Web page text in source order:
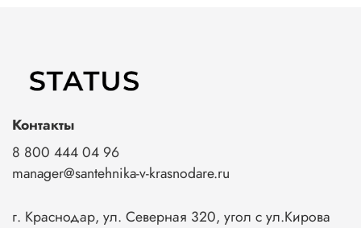
Контакты
8 800 444 04 96
manager@santehnika-v-krasnodare.ru
г. Краснодар, ул. Северная 320, угол с ул.Кирова